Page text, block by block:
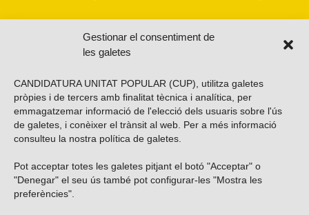
Gestionar el consentiment de
les galetes
CANDIDATURA UNITAT POPULAR (CUP), utilitza galetes
pròpies i de tercers amb finalitat tècnica i analítica, per
emmagatzemar informació de l'elecció dels usuaris sobre l'ús
de galetes, i conèixer el trànsit al web. Per a més informació
consulteu la nostra política de galetes
Pot acceptar totes les galetes pitjant el botó "Acceptar" o
"Denegar" el seu ús també pot configurar-les "Mostra les
preferències".
Vols subscriure’t al nostre butlletí?